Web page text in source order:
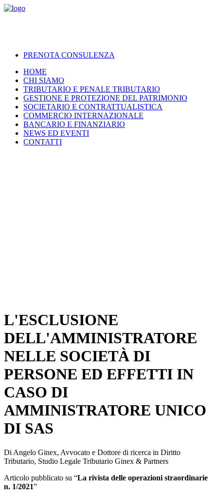
PRENOTA CONSULENZA
HOME
CHI SIAMO
TRIBUTARIO E PENALE TRIBUTARIO
GESTIONE E PROTEZIONE DEL PATRIMONIO
SOCIETARIO E CONTRATTUALISTICA
COMMERCIO INTERNAZIONALE
BANCARIO E FINANZIARIO
NEWS ED EVENTI
CONTATTI
L'ESCLUSIONE
DELL'AMMINISTRATORE
NELLE SOCIETÀ DI
PERSONE ED EFFETTI IN
CASO DI
AMMINISTRATORE UNICO
DI SAS
Di Angelo Ginex, Avvocato e Dottore di ricerca in Diritto
Tributario, Studio Legale Tributario Ginex & Partners
Articolo pubblicato su “La rivista delle operazioni straordinarie
n. 1/2021”